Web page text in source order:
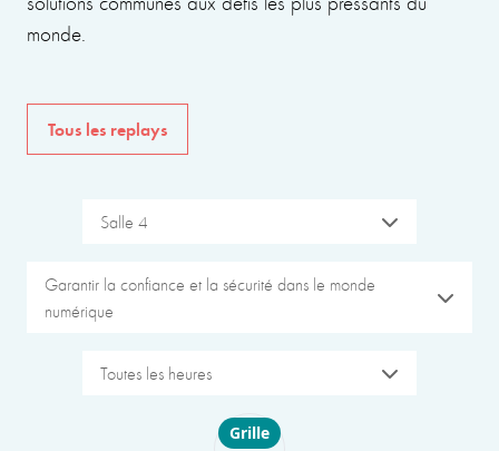
monde.
Tous les replays
Salle 4
Garantir la confiance et la sécurité dans le monde
numérique
Toutes les heures
Choose layout
Grille